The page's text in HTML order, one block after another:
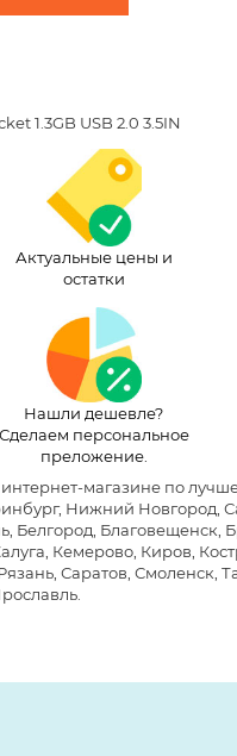
1.3GB USB 2.0 3.5IN
Актуальные цены и
остатки
Нашли дешевле?
Сделаем персональное
преложение.
интернет-магазине по
Нижний Новгород,
Белгород, Благовещенск,
Кемерово, Киров,
Саратов, Смоленск,